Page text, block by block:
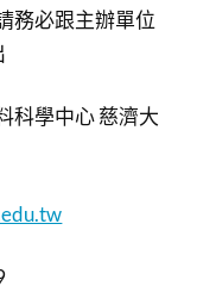
務必跟主辦單位
科學中心 慈濟大